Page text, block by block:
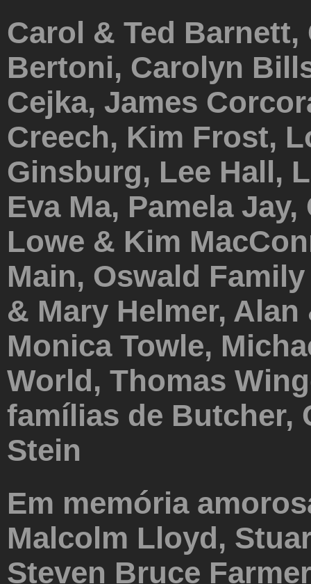
imposto de renda nos EUA.
Carol & Ted
Bertoni, Carolyn
Cejka, James
Creech, Kim Frost,
Ginsburg, Lee Hall,
Eva Ma, Pamela
Lowe & Kim
Main, Oswald
& Mary Helmer,
Monica Towle,
World, Thomas
famílias de Butcher,
Stein
Em memória
Malcolm Lloyd,
Steven Bruce